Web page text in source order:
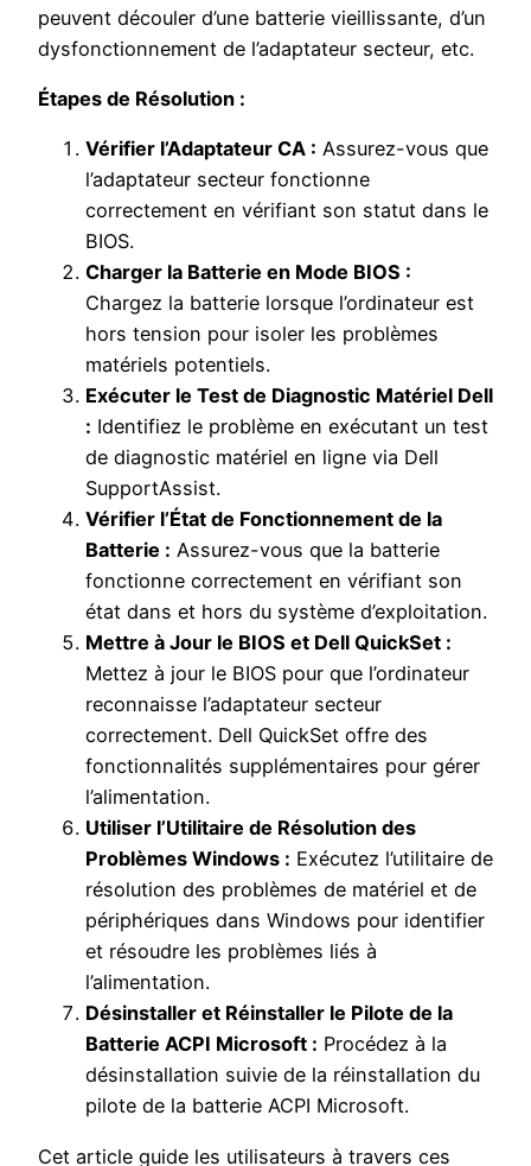
peuvent découler d’une batterie vieillissante, d’un
dysfonctionnement de l’adaptateur secteur, etc.
Étapes de Résolution :
Vérifier l’Adaptateur CA : Assurez-vous que
l’adaptateur secteur fonctionne
correctement en vérifiant son statut dans le
BIOS.
Charger la Batterie en Mode BIOS :
Chargez la batterie lorsque l’ordinateur est
hors tension pour isoler les problèmes
matériels potentiels.
Exécuter le Test de Diagnostic Matériel Dell
: Identifiez le problème en exécutant un test
de diagnostic matériel en ligne via Dell
SupportAssist.
Vérifier l’État de Fonctionnement de la
Batterie : Assurez-vous que la batterie
fonctionne correctement en vérifiant son
état dans et hors du système d’exploitation.
Mettre à Jour le BIOS et Dell QuickSet :
Mettez à jour le BIOS pour que l’ordinateur
reconnaisse l’adaptateur secteur
correctement. Dell QuickSet offre des
fonctionnalités supplémentaires pour gérer
l’alimentation.
Utiliser l’Utilitaire de Résolution des
Problèmes Windows : Exécutez l’utilitaire de
résolution des problèmes de matériel et de
périphériques dans Windows pour identifier
et résoudre les problèmes liés à
l’alimentation.
Désinstaller et Réinstaller le Pilote de la
Batterie ACPI Microsoft : Procédez à la
désinstallation suivie de la réinstallation du
pilote de la batterie ACPI Microsoft.
Cet article guide les utilisateurs à travers ces